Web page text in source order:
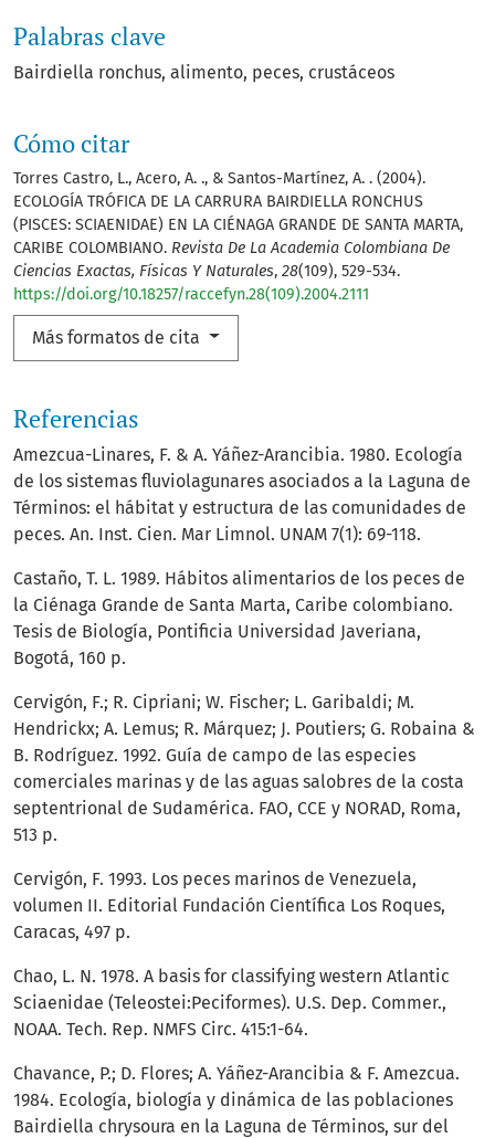
Palabras clave
Bairdiella ronchus alimento peces crustáceos
Cómo citar
Torres Castro, L., Acero, A. ., & Santos-Martínez, A. . (2004).
ECOLOGÍA TRÓFICA DE LA CARRURA BAIRDIELLA RONCHUS
(PISCES: SCIAENIDAE) EN LA CIÉNAGA GRANDE DE SANTA MARTA,
CARIBE COLOMBIANO. Revista De La Academia Colombiana De
Ciencias Exactas, Físicas Y Naturales, 28(109), 529-534.
https://doi.org/10.18257/raccefyn.28(109).2004.2111
Más formatos de cita
Referencias
Amezcua-Linares, F. & A. Yáñez-Arancibia. 1980. Ecología
de los sistemas fluviolagunares asociados a la Laguna de
Términos: el hábitat y estructura de las comunidades de
peces. An. Inst. Cien. Mar Limnol. UNAM 7(1): 69-118.
Castaño, T. L. 1989. Hábitos alimentarios de los peces de
la Ciénaga Grande de Santa Marta, Caribe colombiano.
Tesis de Biología, Pontificia Universidad Javeriana,
Bogotá, 160 p.
Cervigón, F.; R. Cipriani; W. Fischer; L. Garibaldi; M.
Hendrickx; A. Lemus; R. Márquez; J. Poutiers; G. Robaina &
B. Rodríguez. 1992. Guía de campo de las especies
comerciales marinas y de las aguas salobres de la costa
septentrional de Sudamérica. FAO, CCE y NORAD, Roma,
513 p.
Cervigón, F. 1993. Los peces marinos de Venezuela,
volumen II. Editorial Fundación Científica Los Roques,
Caracas, 497 p.
Chao, L. N. 1978. A basis for classifying western Atlantic
Sciaenidae (Teleostei:Peciformes). U.S. Dep. Commer.,
NOAA. Tech. Rep. NMFS Circ. 415:1-64.
Chavance, P.; D. Flores; A. Yáñez-Arancibia & F. Amezcua.
1984. Ecología, biología y dinámica de las poblaciones
Bairdiella chrysoura en la Laguna de Términos, sur del